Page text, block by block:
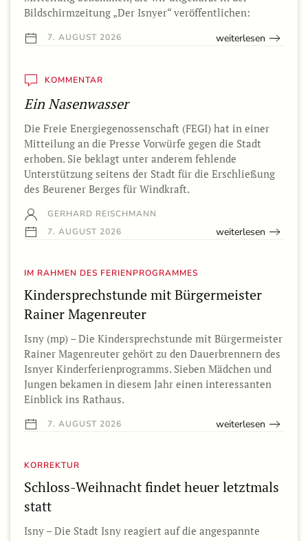
Bildschirmzeitung „Der Isnyer“ veröffentlichen:
7. AUGUST 2026 weiterlesen
KOMMENTAR
Ein Nasenwasser
Die Freie Energiegenossenschaft (FEGI) hat in einer
Mitteilung an die Presse Vorwürfe gegen die Stadt
erhoben. Sie beklagt unter anderem fehlende
Unterstützung seitens der Stadt für die Erschließung
des Beurener Berges für Windkraft.
GERHARD REISCHMANN
7. AUGUST 2026
weiterlesen
IM RAHMEN DES FERIENPROGRAMMES
Kindersprechstunde mit Bürgermeister
Rainer Magenreuter
Isny (mp) – Die Kindersprechstunde mit Bürgermeister
Rainer Magenreuter gehört zu den Dauerbrennern des
Isnyer Kinderferienprogramms. Sieben Mädchen und
Jungen bekamen in diesem Jahr einen interessanten
Einblick ins Rathaus.
7. AUGUST 2026 weiterlesen
KORREKTUR
Schloss-Weihnacht findet heuer letztmals
statt
Isny – Die Stadt Isny reagiert auf die angespannte